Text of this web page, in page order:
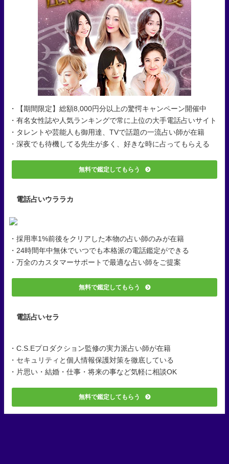
・【期間限定】総額8,000円分以上の驚愕キャンペーン開催中
・有名女性誌や人気ランキングで常に上位の大手電話占いサイト
・タレントや芸能人も御用達、TVで話題の一流占い師が在籍
・深夜でも待機してる先生が多く、好きな時に占ってもらえる
無料で鑑定してもらう
電話占いウララカ
・採用率1%前後をクリアした本物の占い師のみが在籍
・24時間年中無休でいつでも本格派の電話鑑定ができる
・万全のカスタマーサポートで最適な占い師をご提案
無料で鑑定してもらう
電話占いセラ
・C.S.Eプロダクション監修の実力派占い師が在籍
・セキュリティと個人情報保護対策を徹底している
・片思い・結婚・仕事・将来の事など気軽に相談OK
無料で鑑定してもらう